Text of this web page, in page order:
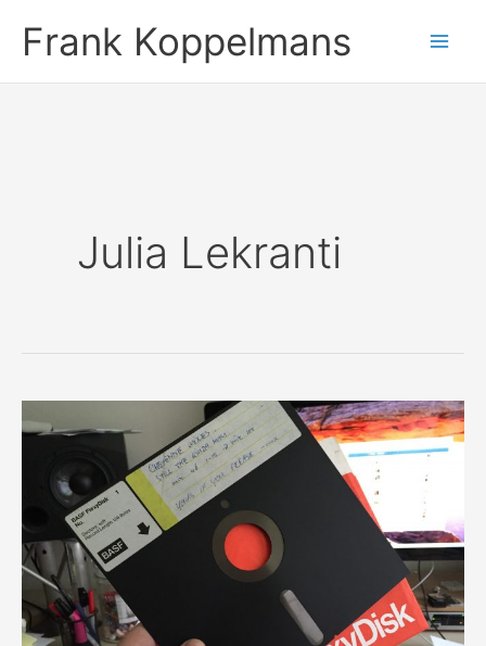
naar
de
Frank Koppelmans
Julia Lekranti